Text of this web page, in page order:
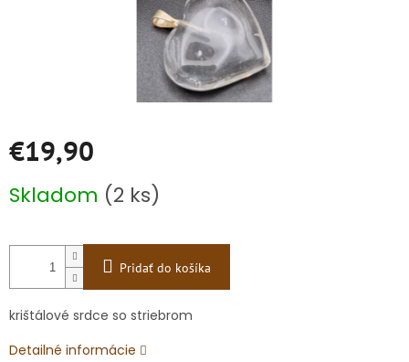
€19,90
cena:
Skladom (2 ks)
Pridať do košíka
krištálové srdce so striebrom
Detailné informácie